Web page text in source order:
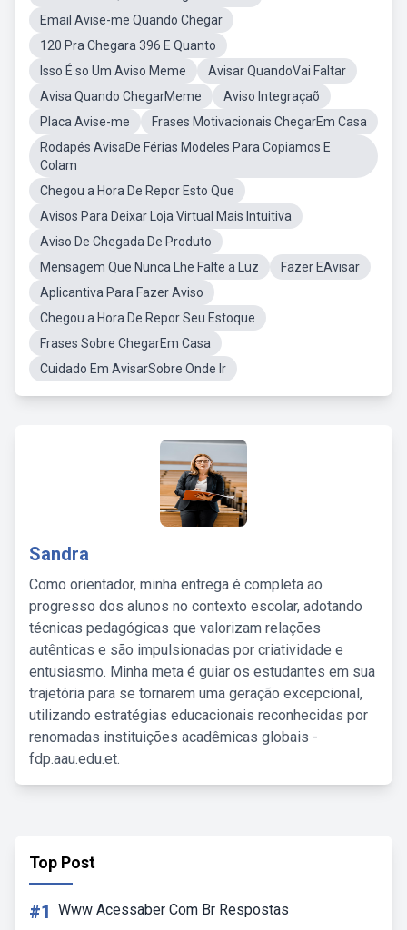
Email Avise-me Quando Chegar
120 Pra Chegara 396 E Quanto
Isso É so Um Aviso Meme
Avisar QuandoVai Faltar
Avisa Quando ChegarMeme
Aviso Integraçaõ
Placa Avise-me
Frases Motivacionais ChegarEm Casa
Rodapés AvisaDe Férias Modeles Para Copiamos E
Colam
Chegou a Hora De Repor Esto Que
Avisos Para Deixar Loja Virtual Mais Intuitiva
Aviso De Chegada De Produto
Mensagem Que Nunca Lhe Falte a Luz
Fazer EAvisar
Aplicantiva Para Fazer Aviso
Chegou a Hora De Repor Seu Estoque
Frases Sobre ChegarEm Casa
Cuidado Em AvisarSobre Onde Ir
Sandra
Como orientador, minha entrega é completa ao
progresso dos alunos no contexto escolar, adotando
técnicas pedagógicas que valorizam relações
autênticas e são impulsionadas por criatividade e
entusiasmo. Minha meta é guiar os estudantes em sua
trajetória para se tornarem uma geração excepcional,
utilizando estratégias educacionais reconhecidas por
renomadas instituições acadêmicas globais -
fdp.aau.edu.et.
Top Post
#1 Www Acessaber Com Br Respostas